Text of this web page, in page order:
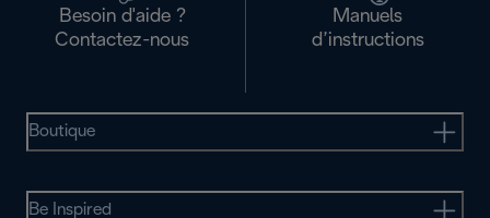
Besoin d'aide ?
Contactez-nous
Manuels
d’instructions
Boutique
Be Inspired